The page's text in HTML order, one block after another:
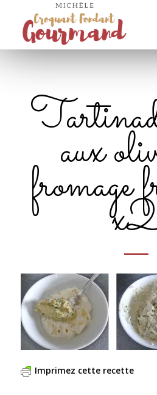
aux
Imprimez cette recette